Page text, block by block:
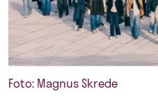
Foto: Magnus Skrede